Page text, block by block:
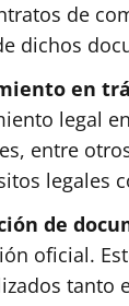
de
dichos
en
legal
entre
legales
de
oficial.
tanto